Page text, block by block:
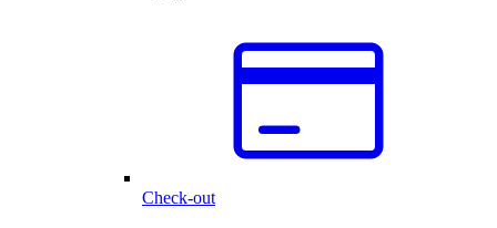
Check-out